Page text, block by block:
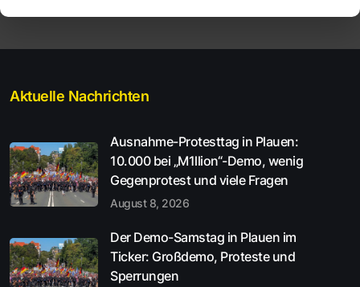
Aktuelle Nachrichten
Ausnahme-Protesttag in Plauen:
10.000 bei „M1llion“-Demo, wenig
Gegenprotest und viele Fragen
August 8, 2026
Der Demo-Samstag in Plauen im
Ticker: Großdemo, Proteste und
Sperrungen